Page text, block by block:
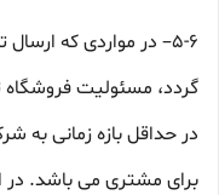
۵-۶– در مواردی که
گردد، مسئولیت
در حداقل بازه زمانی به
برای مشتری می باشد. در